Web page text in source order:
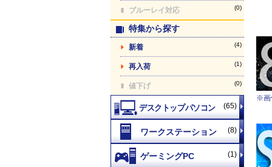
ブルーレイ対応 (0)
特集から探す
新着 (4)
再入荷 (1)
値下げ (0)
(65)
(8)
(1)
※画